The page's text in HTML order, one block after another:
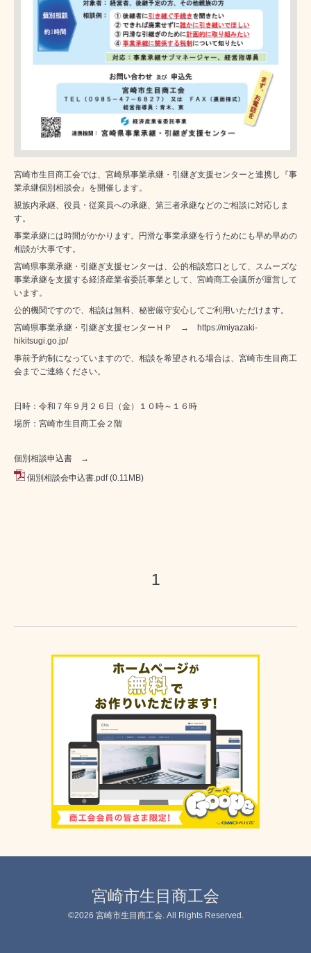
宮崎市生目商工会では、宮崎県事業承継・引継ぎ支援センターと連携し『事
業承継個別相談会』を開催します。
親族内承継、役員・従業員への承継、第三者承継などのご相談に対応しま
す。
事業承継には時間がかかります。円滑な事業承継を行うためにも早め早めの
相談が大事です。
宮崎県事業承継・引継ぎ支援センターは、公的相談窓口として、スムーズな
事業承継を支援する経済産業省委託事業として、宮崎商工会議所が運営して
います。
公的機関ですので、相談は無料、秘密厳守安心してご利用いただけます。
宮崎県事業承継・引継ぎ支援センターＨＰ → https://miyazaki-
hikitsugi.go.jp/
事前予約制になっていますので、相談を希望される場合は、宮崎市生目商工
会までご連絡ください。
日時：令和７年９月２６日（金）１０時～１６時
場所：宮崎市生目商工会２階
個別相談申込書 →
個別相談会申込書.pdf (0.11MB)
1
宮崎市生目商工会
©2026 宮崎市生目商工会. All Rights Reserved.